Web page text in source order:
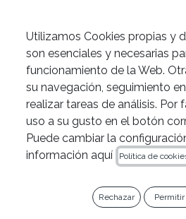
Barniz
Apacare
22,15€
Ref. 1040100
Copiar enlace
Utilizamos Cookies propias y
son esenciales y necesarias
funcionamiento de la Web.
su navegación, seguimiento
realizar tareas de análisis. Por
uso a su gusto en el botón
Puede cambiar la
información aquí
Política de
Rechazar Permitir